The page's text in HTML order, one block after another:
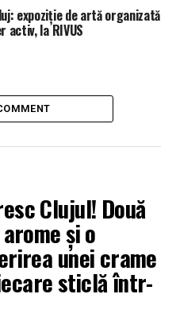
expoziție de artă organizată
la RIVUS
Clujul! Două
și o
unei crame
sticlă într-